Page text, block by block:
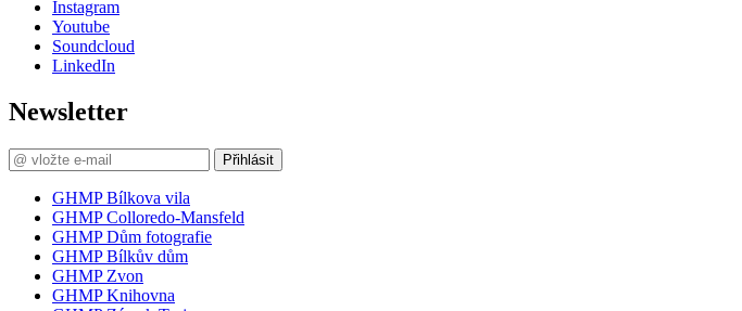
Instagram
Youtube
Soundcloud
LinkedIn
Newsletter
Přihlásit
GHMP Bílkova vila
GHMP Colloredo-Mansfeld
GHMP Dům fotografie
GHMP Bílkův dům
GHMP Zvon
GHMP Knihovna